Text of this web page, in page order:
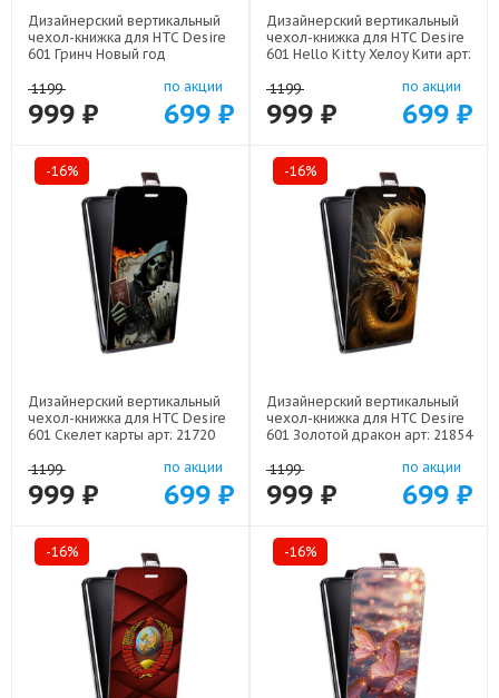
Дизайнерский вертикальный
чехол-книжка для HTC Desire
601 Гринч Новый год
1199
999 ₽
по акции
699 ₽
Дизайнерский вертикальный
чехол-книжка для HTC Desire
601 Hello Kitty Хелоу Кити арт:
1199
999 ₽
по акции
699 ₽
-16%
Дизайнерский вертикальный
чехол-книжка для HTC Desire
601 Скелет карты арт: 21720
1199
999 ₽
по акции
699 ₽
-16%
Дизайнерский вертикальный
чехол-книжка для HTC Desire
601 Золотой дракон арт: 21854
1199
999 ₽
по акции
699 ₽
-16% -16%